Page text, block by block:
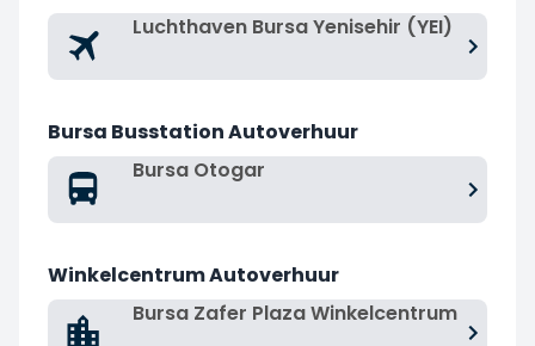
Luchthaven Bursa Yenisehir (YEI)
Bursa Busstation Autoverhuur
Bursa Otogar
Winkelcentrum Autoverhuur
Bursa Zafer Plaza Winkelcentrum